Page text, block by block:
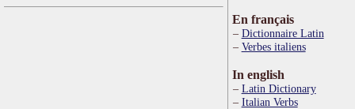
En français
Dictionnaire Latin
Verbes italiens
In english
Latin Dictionary
Italian Verbs